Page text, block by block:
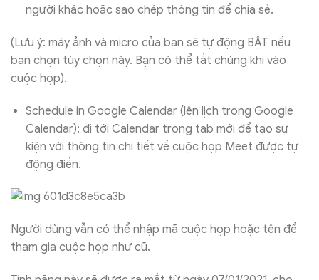
người khác hoặc sao chép thông tin để chia sẻ.
(Lưu ý: máy ảnh và micro của bạn sẽ tự động BẬT nếu
bạn chọn tùy chọn này. Bạn có thể tắt chúng khi vào
cuộc họp).
Schedule in Google Calendar (lên lịch trong Google
Calendar): đi tới Calendar trong tab mới để tạo sự
kiện với thông tin chi tiết về cuộc họp Meet được tự
động điền.
Người dùng vẫn có thể nhập mã cuộc họp hoặc tên để
tham gia cuộc họp như cũ.